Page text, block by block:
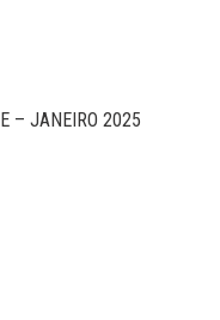
– JANEIRO 2025